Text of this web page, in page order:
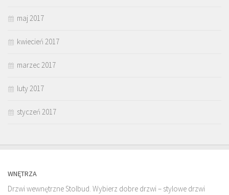
maj 2017
kwiecień 2017
marzec 2017
luty 2017
styczeń 2017
WNĘTRZA
Drzwi wewnętrzne Stolbud. Wybierz dobre drzwi – stylowe drzwi